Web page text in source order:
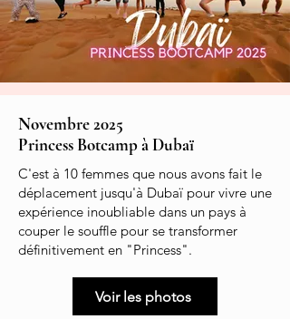
Novembre 2025
Princess Botcamp à Dubaï
C'est à 10 femmes que nous avons fait le
déplacement jusqu'à Dubaï pour vivre une
expérience inoubliable dans un pays à
couper le souffle pour se transformer
définitivement en "Princess".
Voir les photos